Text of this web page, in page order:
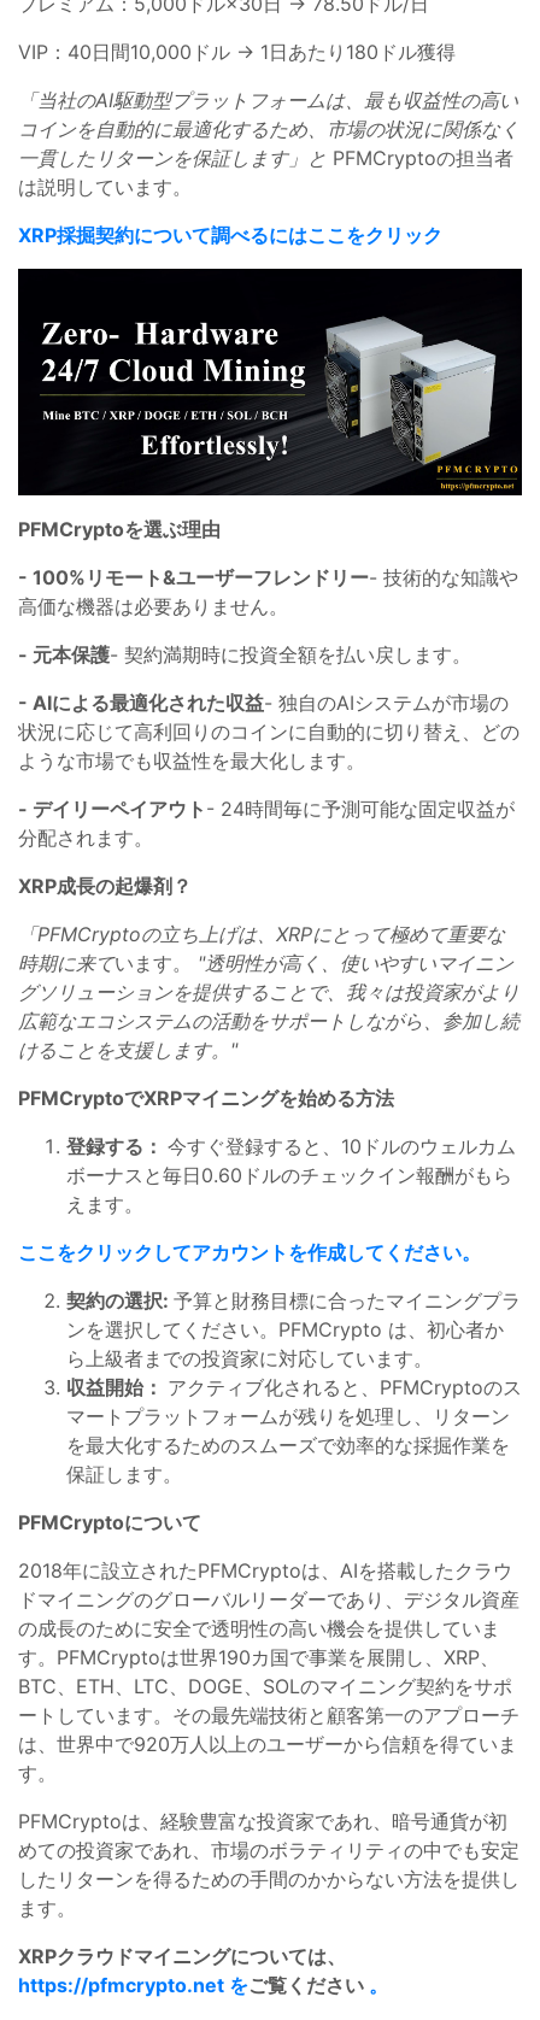
VIP：40日間10,000ドル → 1日あたり180ドル獲得
「当社のAI駆動型プラットフォームは、最も収益性の高い
コインを自動的に最適化するため、市場の状況に関係なく
一貫したリターンを保証します」と PFMCryptoの担当者
は説明しています。
XRP採掘契約について調べるにはここをクリック
PFMCryptoを選ぶ理由
- 100%リモート&ユーザーフレンドリー- 技術的な知識や
高価な機器は必要ありません。
- 元本保護- 契約満期時に投資全額を払い戻します。
- AIによる最適化された収益- 独自のAIシステムが市場の
状況に応じて高利回りのコインに自動的に切り替え、どの
ような市場でも収益性を最大化します。
- デイリーペイアウト - 24時間毎に予測可能な固定収益が
分配されます。
XRP成長の起爆剤？
「PFMCryptoの立ち上げは、XRPにとって極めて重要な
時期に来ています。
"透明性が高く、使いやすいマイニン
グソリューションを提供することで、我々は投資家がより
広範なエコシステムの活動をサポートしながら、参加し続
けることを支援します。"
PFMCryptoでXRPマイニングを始める方法
登録する： 今すぐ登録すると、10ドルのウェルカム
ボーナスと毎日0.60ドルのチェックイン報酬がもら
えます。
ここをクリックしてアカウントを作成してください。
契約の選択: 予算と財務目標に合ったマイニングプラ
ンを選択してください。PFMCrypto は、初心者か
ら上級者までの投資家に対応しています。
収益開始： アクティブ化されると、PFMCryptoのス
マートプラットフォームが残りを処理し、リターン
を最大化するためのスムーズで効率的な採掘作業を
保証します。
PFMCryptoについて
2018年に設立されたPFMCryptoは、AIを搭載したクラウ
ドマイニングのグローバルリーダーであり、デジタル資産
の成長のために安全で透明性の高い機会を提供していま
す。PFMCryptoは世界190カ国で事業を展開し、XRP、
BTC、ETH、LTC、DOGE、SOLのマイニング契約をサポ
ートしています。その最先端技術と顧客第一のアプローチ
は、世界中で920万人以上のユーザーから信頼を得ていま
す。
PFMCryptoは、経験豊富な投資家であれ、暗号通貨が初
めての投資家であれ、市場のボラティリティの中でも安定
したリターンを得るための手間のかからない方法を提供し
ます。
XRPクラウドマイニングについては、
https://pfmcrypto.net をご覧ください 。